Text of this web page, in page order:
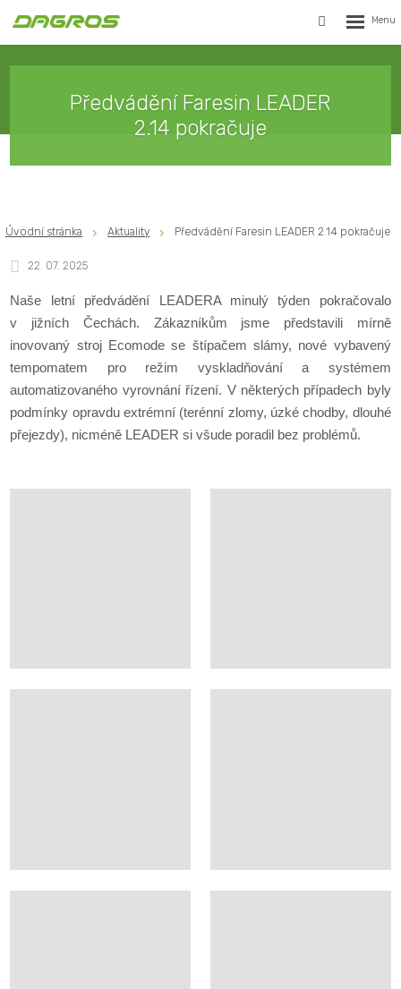
Vyhledávání
Předvádění Faresin LEADER
2.14 pokračuje
Úvodní stránka Aktuality Předvádění Faresin LEADER 2.14 pokračuje
22. 07. 2025
Naše letní předvádění LEADERA minulý týden pokračovalo
v jižních Čechách. Zákazníkům jsme představili mírně
inovovaný stroj Ecomode se štípačem slámy, nové vybavený
tempomatem pro režim vyskladňování a systémem
automatizovaného vyrovnání řízení. V některých případech byly
podmínky opravdu extrémní (terénní zlomy, úzké chodby, dlouhé
přejezdy), nicméně LEADER si všude poradil bez problémů.